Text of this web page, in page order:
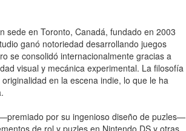
sede en Toronto, Canadá, fundado en 2003
ganó notoriedad desarrollando juegos
se consolidó internacionalmente gracias a
visual y mecánica experimental. La filosofía
en la escena indie, lo que le ha
por su ingenioso diseño de puzles—